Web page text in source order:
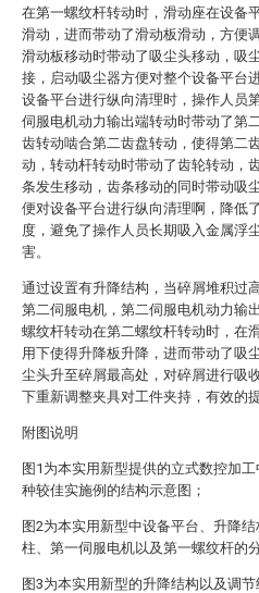
在第一螺纹杆转动时，滑动座在设备
滑动，进而带动了滑动板滑动，方便
滑动板移动时带动了吸尘头移动，吸
接，启动吸尘器方便对整个设备平台
设备平台进行纵向清理时，操作人员
伺服电机动力输出端转动时带动了第
齿转动啮合第二齿盘转动，使得第二
动，转动杆转动时带动了齿轮转动，
条发生移动，齿条移动的同时带动吸
便对设备平台进行纵向清理啊，降低
度，避免了操作人员长期吸入金属浮
害。
通过设置有升降结构，当碎屑堆积过
第二伺服电机，第二伺服电机动力输
螺纹杆转动在第二螺纹杆转动时，在
用下使得升降板升降，进而带动了吸
尘头升至碎屑最高处，对碎屑进行吸
下重新调整夹具对工件夹持，有效的
附图说明
图1为本实用新型提供的立式数控加
种较佳实施例的结构示意图；
图2为本实用新型中设备平台、升降
柱、第一伺服电机以及第一螺纹杆的
图3为本实用新型的升降结构以及调节